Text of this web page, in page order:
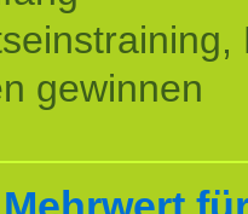
gewinnen